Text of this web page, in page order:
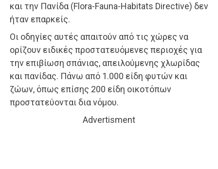
και την Πανίδα (Flora-Fauna-Habitats Directive) δεν
ήταν επαρκείς.
Οι οδηγίες αυτές απαιτούν από τις χώρες να
ορίζουν ειδικές προστατευόμενες περιοχές για
την επιβίωση σπάνιας, απειλούμενης χλωρίδας
και πανίδας. Πάνω από 1.000 είδη φυτών και
ζώων, όπως επίσης 200 είδη οικοτόπων
προστατεύονται δια νόμου.
Advertisment